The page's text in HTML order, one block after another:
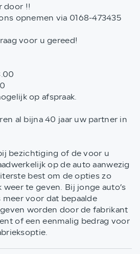
door !!
opnemen via 0168-473435
voor u gereed!
op afspraak.
al bijna 40 jaar uw partner in
bezichtiging of de voor u
op de auto aanwezig
best om de opties zo
te geven. Bij jonge auto’s
voor dat bepaalde
worden door de fabrikant
of een eenmalig bedrag voor